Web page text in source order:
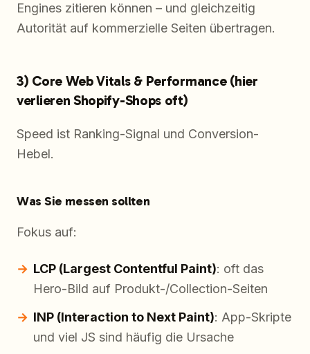
Engines zitieren können – und gleichzeitig
Autorität auf kommerzielle Seiten übertragen.
3) Core Web Vitals & Performance (hier
verlieren Shopify-Shops oft)
Speed ist Ranking-Signal und Conversion-
Hebel.
Was Sie messen sollten
Fokus auf:
LCP (Largest Contentful Paint): oft das
Hero-Bild auf Produkt-/Collection-Seiten
INP (Interaction to Next Paint): App-Skripte
und viel JS sind häufig die Ursache